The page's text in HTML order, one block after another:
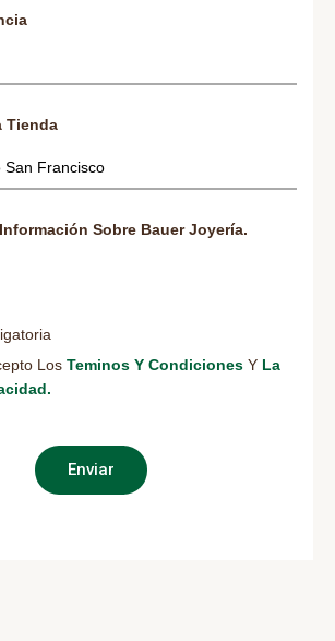
Tienda
Sobre Bauer Joyería.
Los Teminos Y Condiciones Y La
Enviar